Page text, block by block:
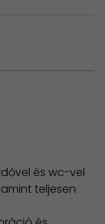
és wc-vel
teljesen